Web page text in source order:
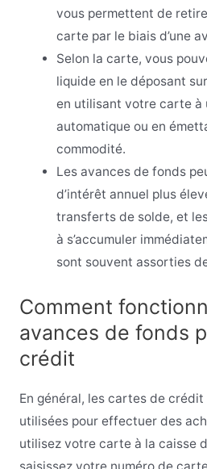
vous permettent de
carte par le biais d’une
Selon la carte, vous
liquide en le déposant
en utilisant votre carte à
automatique ou en
commodité.
Les avances de fonds
d’intérêt annuel plus
transferts de solde, et
à s’accumuler
sont souvent assorties
Comment
avances de fonds
crédit
En général, les cartes de
utilisées pour effectuer des
utilisez votre carte à la caisse